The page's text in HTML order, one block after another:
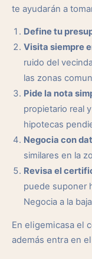
te ayudarán a
Define tu
Visita siempre
ruido del
las zonas
Pide la nota
propietario real
hipotecas
Negocia con
similares en la
Revisa el
puede suponer
Negocia a la
En eligemicasa el
además entra en el